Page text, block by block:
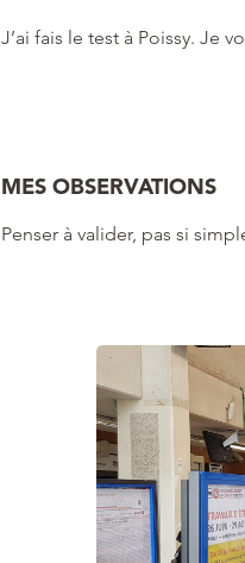
J’ai fais le test à Poissy. Je
MES OBSERVATIONS
Penser à valider, pas si